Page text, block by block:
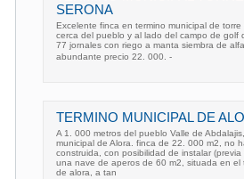
SERONA
Excelente finca en termino municipal de torre
cerca del pueblo y al lado del campo de golf
77 jornales con riego a manta siembra de
abundante precio 22. 000. -
TERMINO MUNICIPAL DE
A 1. 000 metros del pueblo Valle de
municipal de Alora. finca de 22. 000 m2, no
construida, con posibilidad de instalar (previa
una nave de aperos de 60 m2, situada en el
de alora, a tan